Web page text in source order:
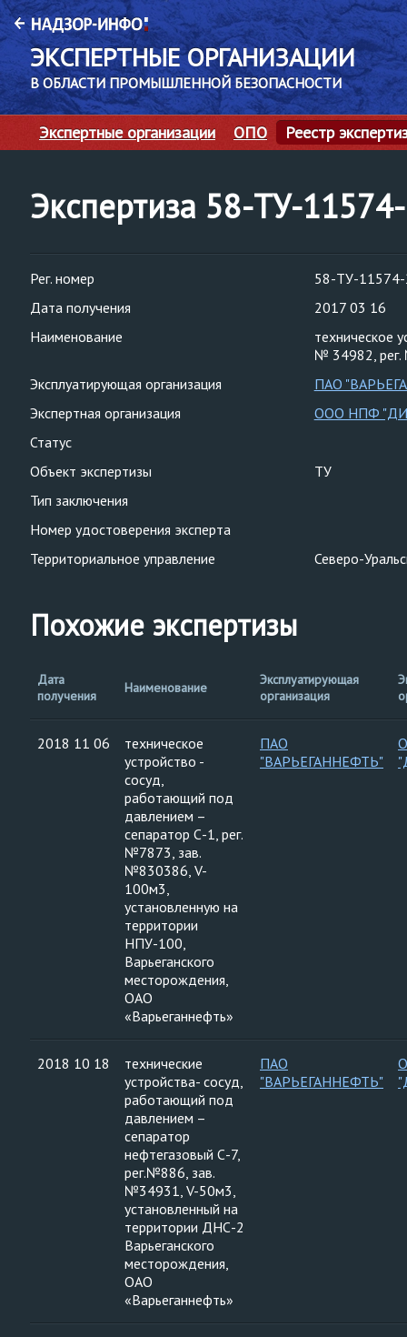
ЭКСПЕРТНЫЕ ОРГАНИЗАЦИИ
В ОБЛАСТИ ПРОМЫШЛЕННОЙ БЕЗОПАСНОСТИ
Экспертные организации ОПО Реестр
Экспертиза 58-ТУ-
Рег. номер
58-ТУ-
Дата получения
2017 03 16
Наименование
техническое
№ 34982, рег.
Эксплуатирующая организация
ПАО
Экспертная организация
ООО НПФ
Статус
Объект экспертизы
ТУ
Тип заключения
Номер удостоверения эксперта
Территориальное управление
Северо-
Похожие экспертизы
Дата
получения
Наименование
Эксплуатирующая
организация
2018 11 06
техническое
устройство -
сосуд,
работающий под
давлением –
сепаратор С-1, рег.
№7873, зав.
№830386, V-
100м3,
установленную на
территории
НПУ-100,
Варьеганского
месторождения,
ОАО
«Варьеганнефть»
ПАО
"ВАРЬЕГАННЕФТЬ"
2018 10 18
технические
устройства- сосуд,
работающий под
давлением –
сепаратор
нефтегазовый С-7,
рег.№886, зав.
№34931, V-50м3,
установленный на
территории ДНС-2
Варьеганского
месторождения,
ОАО
«Варьеганнефть»
ПАО
"ВАРЬЕГАННЕФТЬ"